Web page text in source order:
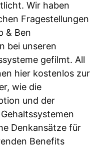
Wir haben
Fragestellungen
& Ben
bei unseren
gefilmt. All
hier kostenlos zur
wie die
und der
Denkansätze für
Benefits